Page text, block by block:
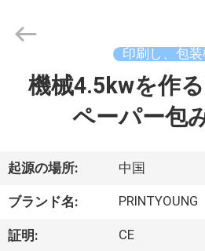
ロ
ダ
ク
2015
International
Industry
印刷し、包
機械4.5kwを作
ペーパー包
起源の場所: 中国
ブランド名: PRINTYOUNG
証明: CE